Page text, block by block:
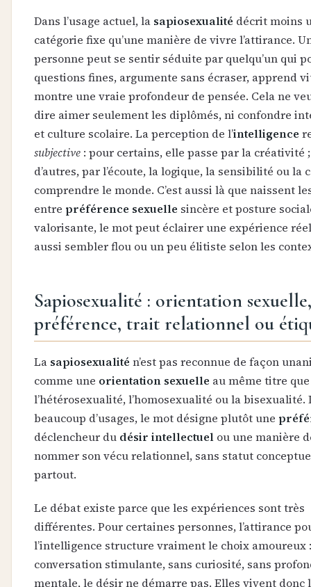
Dans l’usage actuel, la sapiosexualité décrit moins
catégorie fixe qu’une manière de vivre l’attirance.
personne peut se sentir séduite par quelqu’un qui
questions fines, argumente sans écraser, apprend
montre une vraie profondeur de pensée. Cela ne
dire aimer seulement les diplômés, ni confondre
et culture scolaire. La perception de l’intelligence
subjective : pour certains, elle passe par la créativité
d’autres, par l’écoute, la logique, la sensibilité ou la
comprendre le monde. C’est aussi là que naissent
entre préférence sexuelle sincère et posture
valorisante, le mot peut éclairer une expérience
aussi sembler flou ou un peu élitiste selon les
Sapiosexualité : orientation sexuelle,
préférence, trait relationnel ou
La sapiosexualité n’est pas reconnue de façon
comme une orientation sexuelle au même titre que
l’hétérosexualité, l’homosexualité ou la bisexualité.
beaucoup d’usages, le mot désigne plutôt une
déclencheur du désir intellectuel ou une manière
nommer son vécu relationnel, sans statut
partout.
Le débat existe parce que les expériences sont très
différentes. Pour certaines personnes, l’attirance
l’intelligence structure vraiment le choix amoureux
conversation stimulante, sans curiosité, sans
mentale, le désir ne démarre pas. Elles vivent donc